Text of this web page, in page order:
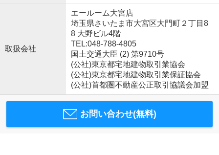
取扱会社
エールーム大宮店
埼玉県さいたま市大宮区大門町２丁目8
8 大野ビル4階
TEL:048-788-4805
国土交通大臣 (2) 第9710号
(公社)東京都宅地建物取引業協会
(公社)東京都宅地建物取引業保証協会
(公社)首都圏不動産公正取引協議会加盟
お問い合わせ(無料)